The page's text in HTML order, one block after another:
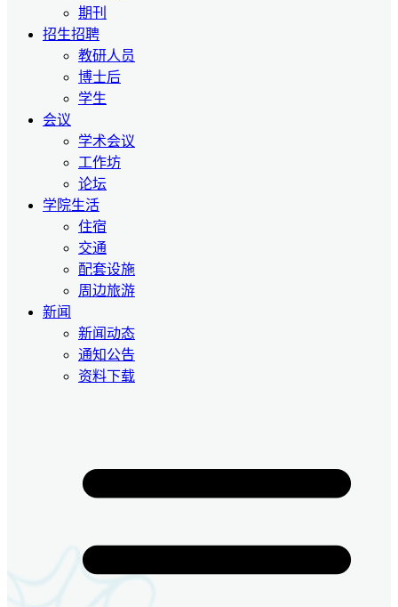
期刊
招生招聘
教研人员
博士后
学生
会议
学术会议
工作坊
论坛
学院生活
住宿
交通
配套设施
周边旅游
新闻
新闻动态
通知公告
资料下载